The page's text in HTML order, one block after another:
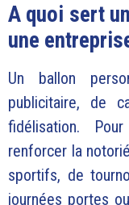
A quoi sert
une
Un ballon
publicitaire, de
fidélisation.
renforcer la
sportifs, de
journées portes